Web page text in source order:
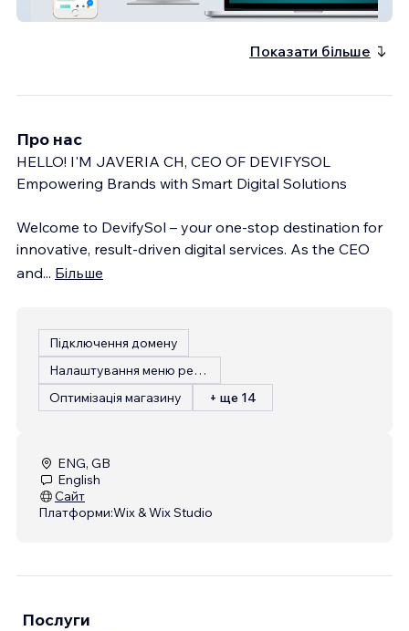
Data2care
Показати більше
Про нас
HELLO! I'M JAVERIA CH, CEO OF DEVIFYSOL
Empowering Brands with Smart Digital Solutions
Welcome to DevifySol – your one-stop destination for
innovative, result-driven digital services. As the CEO
and... Більше
Підключення домену
Налаштування меню ресторану
Оптимізація магазину
+ ще 14
ENG, GB
English
Сайт
Платформи:Wix & Wix Studio
Послуги